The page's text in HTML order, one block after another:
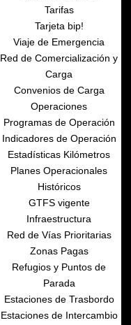
Tarifas
Tarjeta bip!
Viaje de Emergencia
Red de Comercialización y
Carga
Convenios de Carga
Operaciones
Programas de Operación
Indicadores de Operación
Estadísticas Kilómetros
Planes Operacionales
Históricos
GTFS vigente
Infraestructura
Red de Vías Prioritarias
Zonas Pagas
Refugios y Puntos de
Parada
Estaciones de Trasbordo
Estaciones de Intercambio